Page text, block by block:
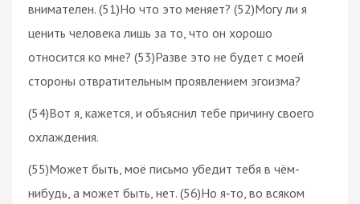
внимателен. (51)Но что это меняет? (52)Могу ли я
ценить человека лишь за то, что он хорошо
относится ко мне? (53)Разве это не будет с моей
стороны отвратительным проявлением эгоизма?
(54)Вот я, кажется, и объяснил тебе причину своего
охлаждения.
(55)Может быть, моё письмо убедит тебя в чём-
нибудь, а может быть, нет. (56)Но я‑то, во всяком